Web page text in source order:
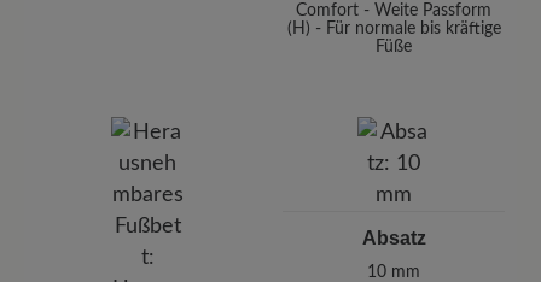
Comfort - Weite Passform
(H) - Für normale bis kräftige
Füße
Absatz
10 mm